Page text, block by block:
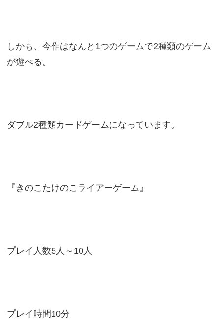
しかも、今作はなんと1つのゲームで2種類のゲーム
が遊べる。
ダブル2種類カードゲームになっています。
『きのこたけのこライアーゲーム』
プレイ人数5人～10人
プレイ時間10分